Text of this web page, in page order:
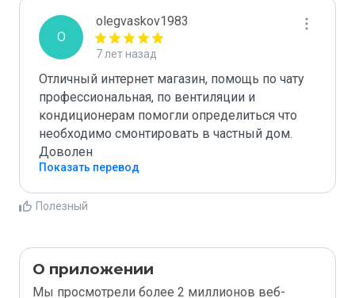
O
olegvaskov1983
7 лет назад
Отличный интернет магазин, помощь по чату
профессиональная, по вентиляции и
кондиционерам помогли определиться что
необходимо смонтировать в частный дом.
Доволен
Показать перевод
Полезный
О приложении
Мы просмотрели более 2 миллионов веб-